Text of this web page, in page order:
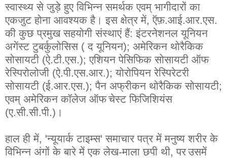
स्वास्थ्य से जुड़े हुए विभिन्न समर्थक एवम् भागीदारों का
एकजुट होना आवश्यक है।इस क्षेत्र में,ऍफ़.आई.आर.एस.
की कुछ प्रमुख सहयोगी संस्थाएं हैं:इंटरनेशनल यूनियन
अगेंस्ट टुबर्कुलोसिस(द यूनियन); अमेरिकन थोरैकिक
सोसायटी (ऐ.टी.एस.);एशियन पेसिफिक सोसायटी ऑफ
रेस्पिरोलोजी (ऐ.पी.एस.आर.);योरोपियन रेस्पिरेटरी
सोसायटी (ई.आर.एस.);पैन अफ्रीकन थोरैकिक सोसायटी;
एवम् अमेरिकन कॉलेज ऑफचेस्ट फिजिशियंस
(ए.सी.सी.पी.)।
हाल ही में, 'न्यूयार्क टाइम्स'समाचार पत्र में मनुष्य शरीर के
विभिन्न अंगों के बारे में एक लेख-माला छपी थी,परउसमें